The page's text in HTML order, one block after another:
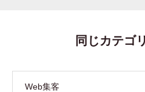
同じカテゴ
Web集客